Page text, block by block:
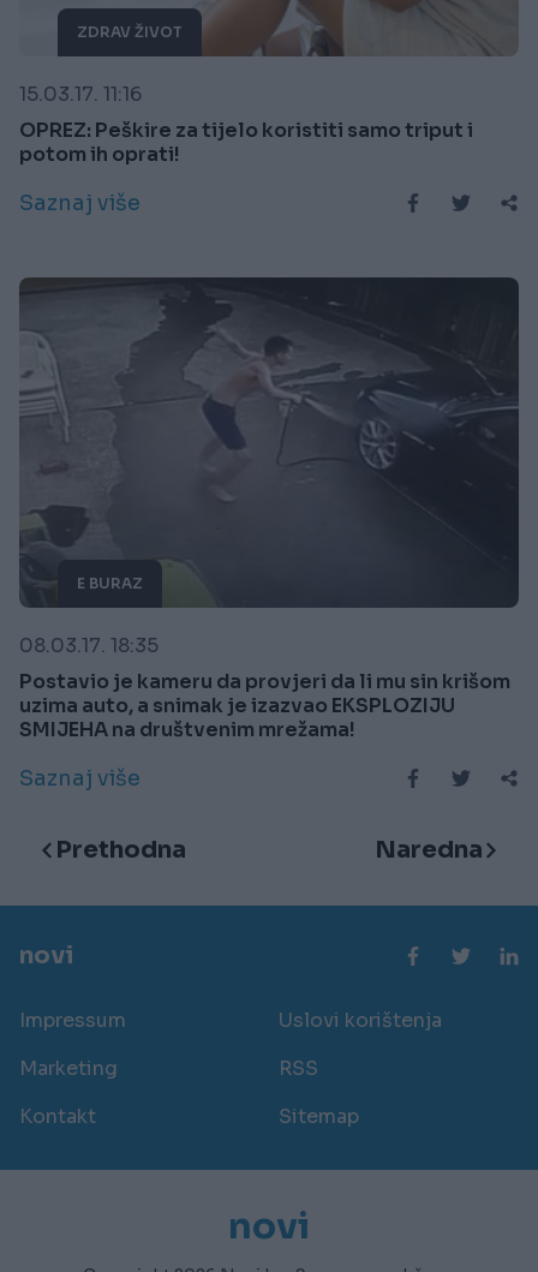
ZDRAV ŽIVOT
15.03.17. 11:16
OPREZ: Peškire za tijelo koristiti samo triput i
potom ih oprati!
Saznaj više
E BURAZ
08.03.17. 18:35
Postavio je kameru da provjeri da li mu sin krišom
uzima auto, a snimak je izazvao EKSPLOZIJU
SMIJEHA na društvenim mrežama!
Saznaj više
Prethodna Naredna
novi
Impressum
Uslovi korištenja
Marketing
RSS
Kontakt
Sitemap
novi